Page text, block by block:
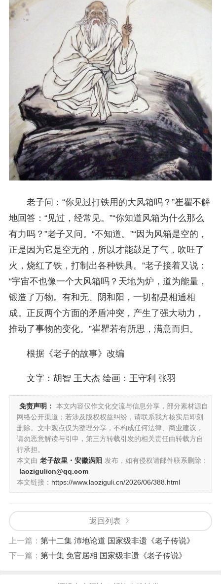
老子问：“你见过打铁用的大风箱吗？”崔瞿不解
地回答：“见过，经常见。”“你知道风箱为什么那么
有力吗？”老子又问。“不知道。”“因为风箱是空的，
正是因为它是空无的，所以才能鼓足了气，吹旺了
火，烧红了铁，打制出各种铁具。”老子接着又说：
“宇宙不也像一个大风箱吗？天地为炉，道为能量，
锻造了万物。有和无、阴和阳，一切都是相通相
成。正反两个方面的矛盾冲突，产生了强大动力，
推动了事物的变化。”崔瞿若有所思，满意而归。
根据《老子的故事》改编
文字：胡智 王大杰 绘画：王守利 张羽
免责声明：
本文内容仅作文化交流与信息分享，部分素材源自
网络公开渠道；若涉及版权权益纠纷，请联系我方核实后即刻
删除。文中观点仅为整理分享，不构成任何法律、商业建议，
请勿恶意解读与引申，第三方转载引发的相关责任由转载方自
行承担。
本文由 老子故里・安徽涡阳 发布，如有侵权请邮件联系删除：
laozigulicn@qq.com
本文链接： https://www.laoziguli.cn/2026/06/388.html
返回列表
上一篇： 第十二集 沛地论道 国家级非遗《老子传说》
下一篇： 第十集 免官居相 国家级非遗《老子传说》